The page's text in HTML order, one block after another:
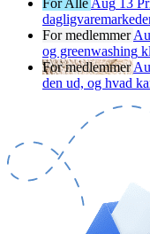
For medlemmer
og greenwashing
For medlemmer
den ud, og hvad